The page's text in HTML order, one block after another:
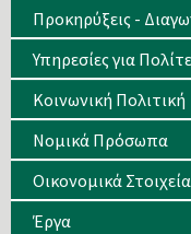
Προκηρύξεις -
Υπηρεσίες για
Κοινωνική Πολιτική
Νομικά Πρόσωπα
Οικονομικά Στοιχεία
Έργα